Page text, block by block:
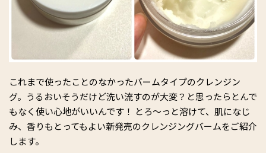
これまで使ったことのなかったバームタイプのクレンジン
グ。うるおいそうだけど洗い流すのが大変？と思ったらとんで
もなく使い心地がいいんです！ とろ～っと溶けて、肌になじ
み、香りもとってもよい新発売のクレンジングバームをご紹介
します。